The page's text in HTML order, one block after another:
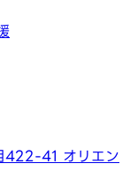
422-41 オリエン